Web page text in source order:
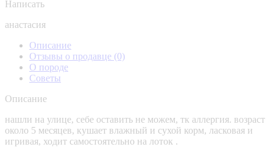
Написать
анастасия
Описание
Отзывы о продавце (0)
О породе
Советы
Описание
нашли на улице, себе оставить не можем, тк аллергия. возраст
около 5 месяцев, кушает влажный и сухой корм, ласковая и
игривая, ходит самостоятельно на лоток .